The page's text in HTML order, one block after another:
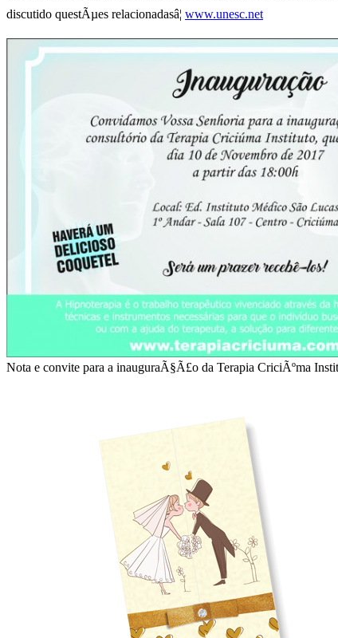
discutido questÃµes relacionadasâ¦ www.unesc.net
Nota e convite para a inauguraÃ§Ã£o da Terapia CriciÃºma